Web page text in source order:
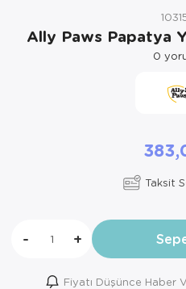
Ally Paws Papatya
0
Taksit
- +
Fiyatı Düşünce Haber